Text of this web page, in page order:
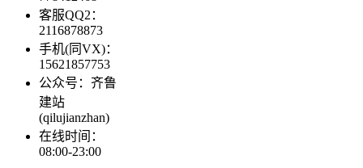
客服QQ2：
2116878873
手机(同VX)：
15621857753
公众号：齐鲁
建站
(qilujianzhan)
在线时间：
08:00-23:00